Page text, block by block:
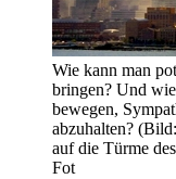
Wie kann man
bringen? Und
bewegen,
abzuhalten?
auf die Türme
Fot